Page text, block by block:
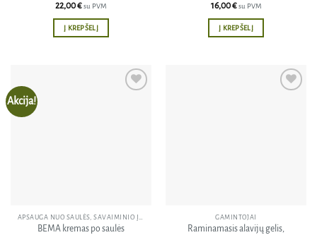
22,00€su PVM
Į KREPŠELĮ
16,00€ su PVM
Į KREPŠELĮ
Akcija!
BEMA kremas po saulės
GAMINTOJAI
Raminamasis alavijų gelis,